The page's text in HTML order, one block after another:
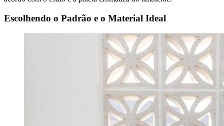
Escolhendo o Padrão e o Material Ideal